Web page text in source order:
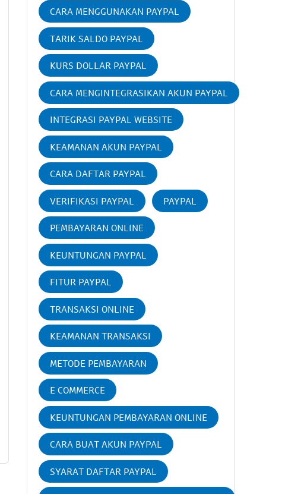
CARA MENGGUNAKAN PAYPAL
TARIK SALDO PAYPAL
KURS DOLLAR PAYPAL
CARA MENGINTEGRASIKAN AKUN PAYPAL
INTEGRASI PAYPAL WEBSITE
KEAMANAN AKUN PAYPAL
CARA DAFTAR PAYPAL
VERIFIKASI PAYPAL PAYPAL
PEMBAYARAN ONLINE
KEUNTUNGAN PAYPAL
FITUR PAYPAL
TRANSAKSI ONLINE
KEAMANAN TRANSAKSI
METODE PEMBAYARAN
E COMMERCE
KEUNTUNGAN PEMBAYARAN ONLINE
CARA BUAT AKUN PAYPAL
SYARAT DAFTAR PAYPAL